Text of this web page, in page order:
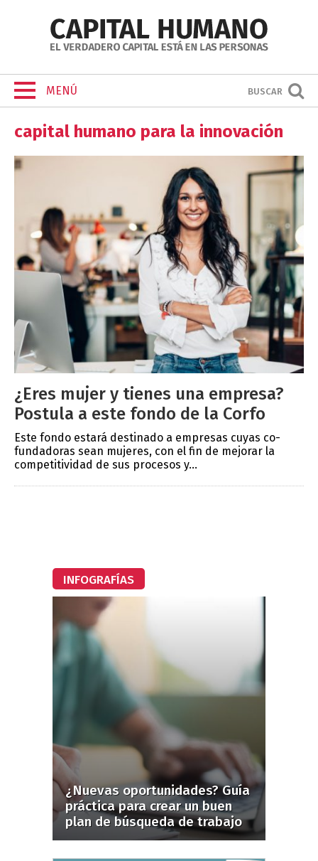
MENÚ BUSCAR
capital humano para la innovación
¿Eres mujer y tienes una empresa?
Postula a este fondo de la Corfo
Este fondo estará destinado a empresas cuyas co-
fundadoras sean mujeres, con el fin de mejorar la
competitividad de sus procesos y...
INFOGRAFÍAS
¿Nuevas oportunidades? Guía
práctica para crear un buen
plan de búsqueda de trabajo